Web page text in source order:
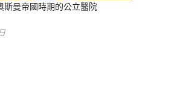
斯曼帝國時期的公立醫院